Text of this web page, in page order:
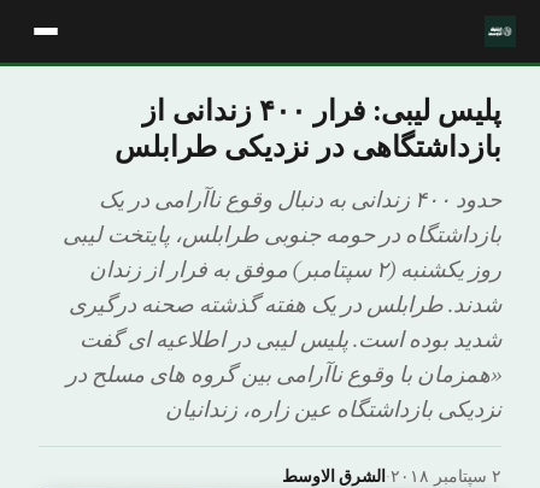
پلیس لیبی: فرار ۴۰۰ زندانی از
بازداشتگاهی در نزدیکی طرابلس
حدود ۴۰۰ زندانی به دنبال وقوع ناآرامی در یک
بازداشتگاه در حومه جنوبی طرابلس، پایتخت لیبی
روز یکشنبه (۲ سپتامبر) موفق به فرار از زندان
شدند. طرابلس در یک هفته گذشته صحنه درگیری
شدید بوده است. پلیس لیبی در اطلاعیه ای گفت
«همزمان با وقوع ناآرامی بین گروه های مسلح در
نزدیکی بازداشتگاه عین زاره، زندانیان
الشرق الاوسط· ۲ سپتامبر ۲۰۱۸